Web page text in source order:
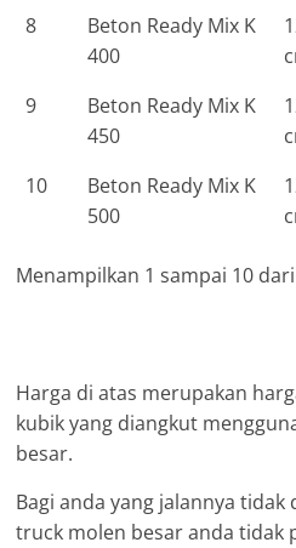
8
Beton Ready Mix K
400
9
Beton Ready Mix K
450
10
Beton Ready Mix K
500
Menampilkan 1 sampai 10
Harga di atas merupakan
kubik yang diangkut
besar.
Bagi anda yang jalannya
truck molen besar anda tidak